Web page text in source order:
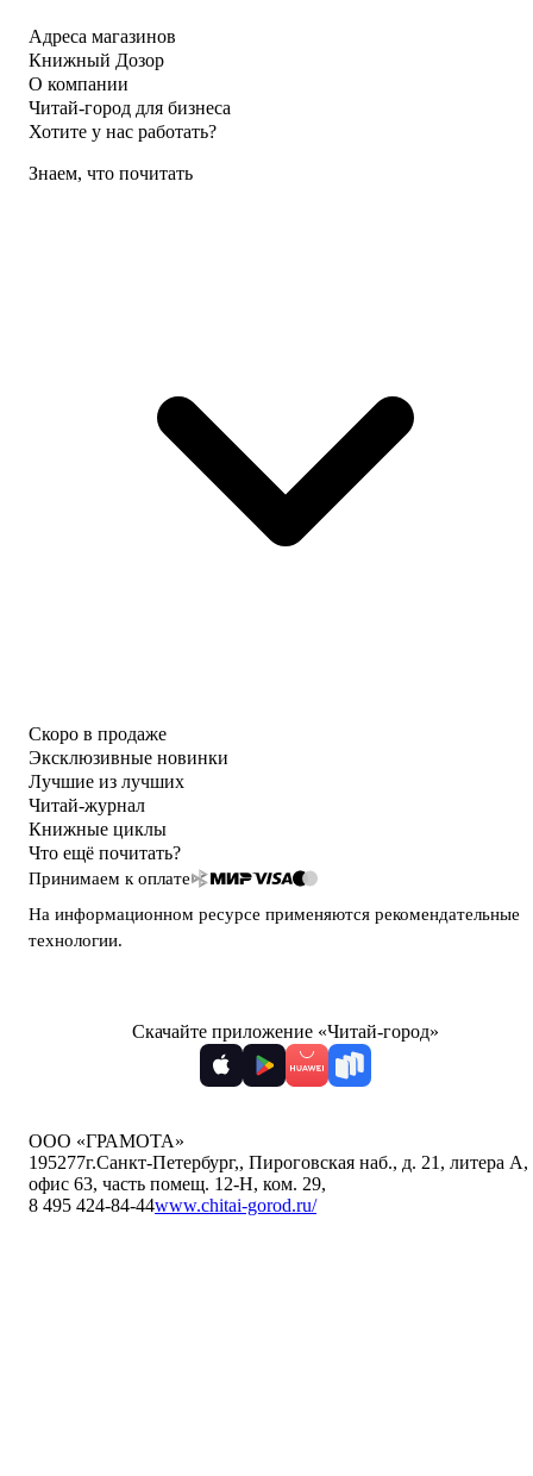
Адреса магазинов
Книжный Дозор
О компании
Читай-город для бизнеса
Хотите у нас работать?
Знаем, что почитать
Скоро в продаже
Эксклюзивные новинки
Лучшие из лучших
Читай-журнал
Книжные циклы
Что ещё почитать?
Принимаем к оплате
На информационном ресурсе применяются рекомендательные
технологии.
Скачайте приложение «Читай-город»
ООО «ГРАМОТА»
195277г.Санкт-Петербург,, Пироговская наб., д. 21, литера А,
офис 63, часть помещ. 12-Н, ком. 29,
8 495 424-84-44www.chitai-gorod.ru/